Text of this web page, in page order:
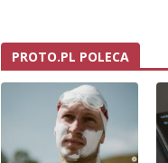
PROTO.PL POLECA